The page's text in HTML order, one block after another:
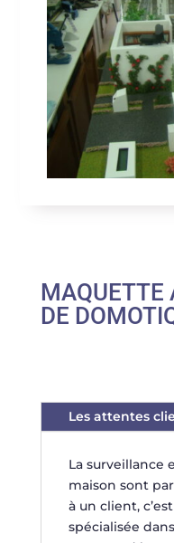
MAQUETTE
DE
Les attentes
La surveillance
maison sont
à un client,
spécialisée